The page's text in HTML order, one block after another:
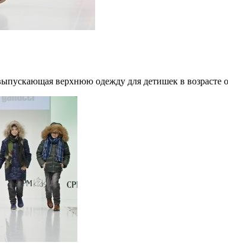
верхнюю одежду для детишек в возрасте